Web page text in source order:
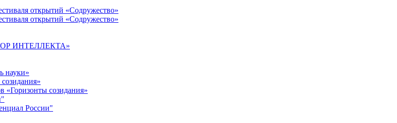
открытий «Содружество»
открытий «Содружество»
ИНТЕЛЛЕКТА»
науки»
«Горизонты созидания»
России"